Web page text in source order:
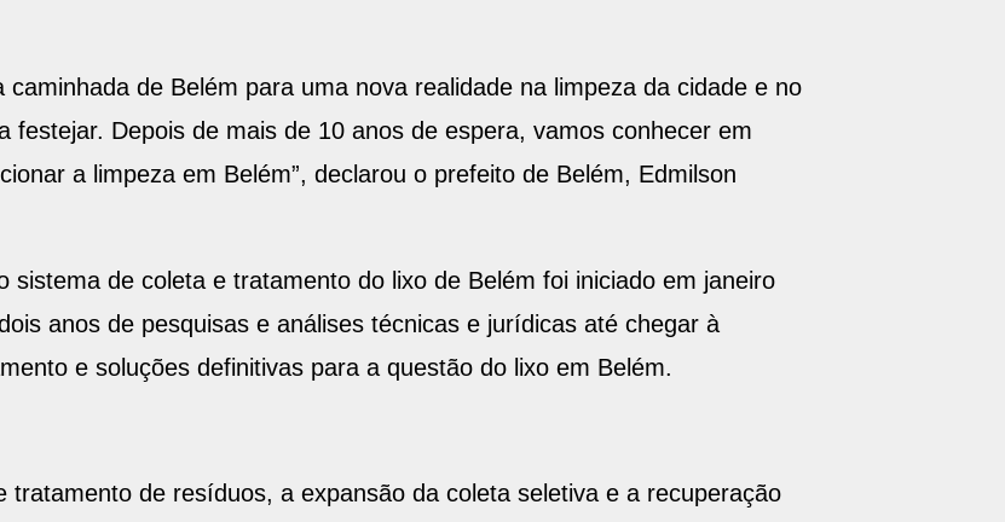
de Belém para uma nova realidade na limpeza da cidade e no
Depois de mais de 10 anos de espera, vamos conhecer em
a limpeza em Belém”, declarou o prefeito de Belém, Edmilson
sistema de coleta e tratamento do lixo de Belém foi iniciado em janeiro
anos de pesquisas e análises técnicas e jurídicas até chegar à
e soluções definitivas para a questão do lixo em Belém.
tratamento de resíduos, a expansão da coleta seletiva e a recuperação